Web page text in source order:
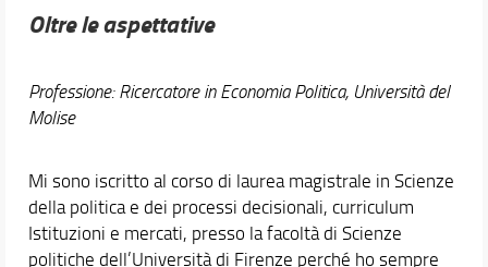
Oltre le aspettative
Professione: Ricercatore in Economia Politica, Università del
Molise
Mi sono iscritto al corso di laurea magistrale in Scienze
della politica e dei processi decisionali, curriculum
Istituzioni e mercati, presso la facoltà di Scienze
politiche dell’Università di Firenze perché ho sempre